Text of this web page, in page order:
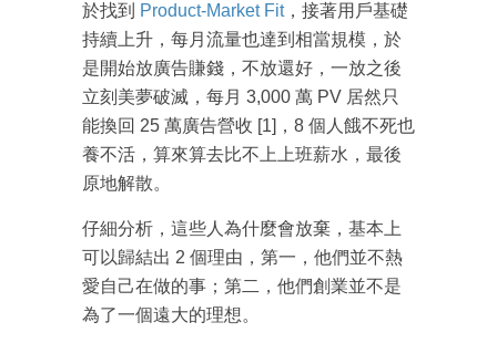
於找到 Product-Market Fit，接著用戶基礎
持續上升，每月流量也達到相當規模，於
是開始放廣告賺錢，不放還好，一放之後
立刻美夢破滅，每月 3,000 萬 PV 居然只
能換回 25 萬廣告營收 [1]，8 個人餓不死也
養不活，算來算去比不上上班薪水，最後
原地解散。
仔細分析，這些人為什麼會放棄，基本上
可以歸結出 2 個理由，第一，他們並不熱
愛自己在做的事；第二，他們創業並不是
為了一個遠大的理想。
成為 EJ Tech 會員